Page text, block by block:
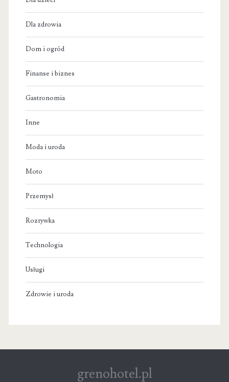
Dla zdrowia
Dom i ogród
Finanse i biznes
Gastronomia
Inne
Moda i uroda
Moto
Przemysł
Rozrywka
Technologia
Usługi
Zdrowie i uroda
grenohotel.pl